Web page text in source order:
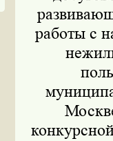
работы с